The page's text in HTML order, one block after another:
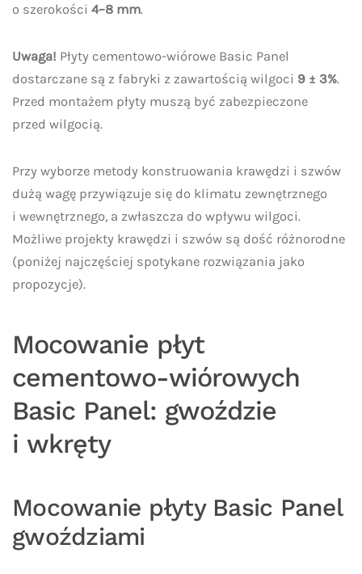
o szerokości 4–8 mm.
Uwaga! Płyty cementowo-wiórowe Basic Panel
dostarczane są z fabryki z zawartością wilgoci 9 ± 3%.
Przed montażem płyty muszą być zabezpieczone
przed wilgocią.
Przy wyborze metody konstruowania krawędzi i szwów
dużą wagę przywiązuje się do klimatu zewnętrznego
i wewnętrznego, a zwłaszcza do wpływu wilgoci.
Możliwe projekty krawędzi i szwów są dość różnorodne
(poniżej najczęściej spotykane rozwiązania jako
propozycje).
Mocowanie płyt
cementowo-wiórowych
Basic Panel: gwoździe
i wkręty
Mocowanie płyty Basic Panel
gwoździami